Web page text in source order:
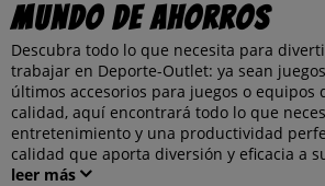
Mundo de Ahorros
Descubra todo lo que necesita para
trabajar en Deporte-Outlet: ya sean
últimos accesorios para juegos o equipos
calidad, aquí encontrará todo lo que
entretenimiento y una productividad
calidad que aporta diversión y eficacia a
leer más